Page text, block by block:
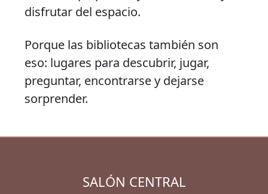
disfrutar del espacio.
Porque las bibliotecas también son
eso: lugares para descubrir, jugar,
preguntar, encontrarse y dejarse
sorprender.
SALÓN CENTRAL